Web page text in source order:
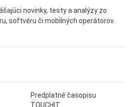
novinky, testy a analýzy zo
softvéru či mobilných operátorov.
Predplatné časopisu
TOUCHIT